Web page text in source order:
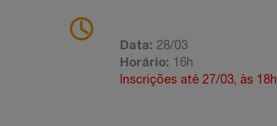
Data: 28/03
Horário: 16h
Inscrições até 27/03, às 18h